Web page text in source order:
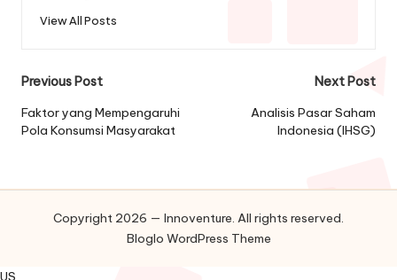
View All Posts
Post
navigation
Previous Post
Faktor yang Mempengaruhi
Pola Konsumsi Masyarakat
Next Post
Analisis Pasar Saham
Indonesia (IHSG)
Copyright 2026 — Innoventure. All rights reserved.
Bloglo WordPress Theme
US